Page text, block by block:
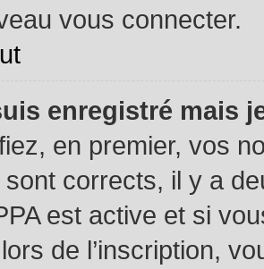
vous connecter.
enregistré mais
en premier, vos
sont corrects, il y a
est active et si
de l’inscription,